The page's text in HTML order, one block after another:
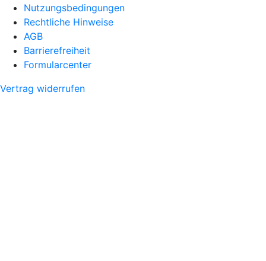
Nutzungsbedingungen
Rechtliche Hinweise
AGB
Barrierefreiheit
Formularcenter
Vertrag widerrufen